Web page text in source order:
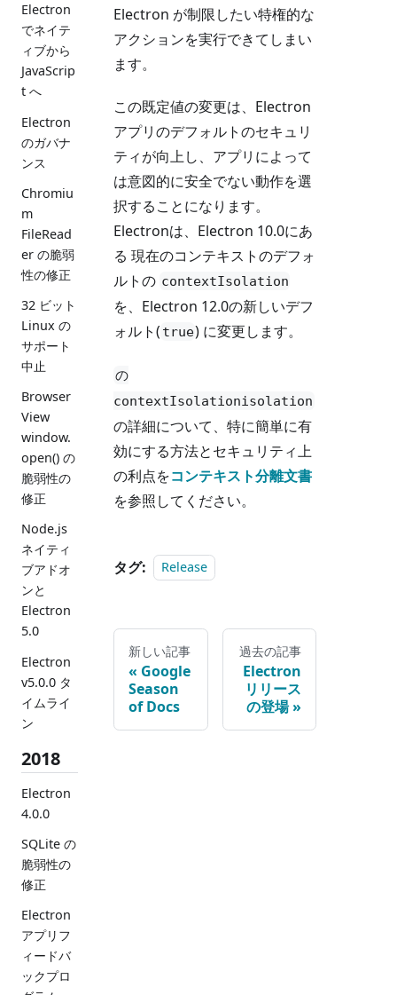
Electron
でネイテ
ィブから
JavaScrip
t へ
Electron
のガバナ
ンス
Chromiu
m
FileRead
er の脆弱
性の修正
32 ビット
Linux の
サポート
中止
Browser
View
window.
open() の
脆弱性の
修正
Node.js
ネイティ
ブアドオ
ンと
Electron
5.0
Electron
v5.0.0 タ
イムライ
ン
2018
Electron
4.0.0
SQLite の
脆弱性の
修正
Electron
アプリフ
ィードバ
ックプロ
Electron が制限したい特権的な
アクションを実行できてしまい
ます。
この既定値の変更は、Electron
アプリのデフォルトのセキュリ
ティが向上し、アプリによって
は意図的に安全でない動作を選
択することになります。
Electronは、Electron 10.0にあ
る 現在のコンテキストのデフォ
ルトの contextIsolation
を、Electron 12.0の新しいデフ
ォルト( true) に変更します。
の
contextIsolationisolation
の詳細について、特に簡単に有
効にする方法とセキュリティ上
の利点をコンテキスト分離文書
を参照してください。
タグ: Release
新しい記事
Google
Season
of Docs
過去の記事
Electron
リリース
の登場